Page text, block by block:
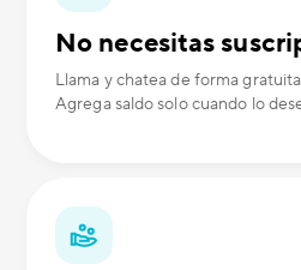
No necesitas
Llama y chatea de forma
Agrega saldo solo cuando lo